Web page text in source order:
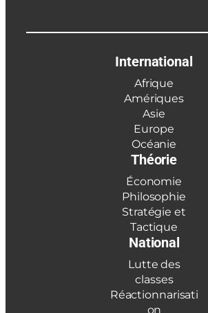
International
Afrique
Amériques
Asie
Europe
Océanie
Théorie
Économie
Philosophie
Stratégie et
Tactique
National
Lutte des
classes
Réactionnarisati
on